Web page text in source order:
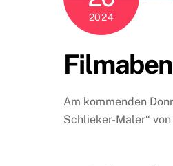
2024
Am kommenden
Schlieker-Maler“